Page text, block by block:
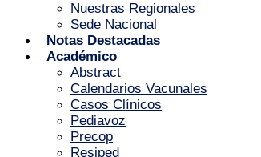
Nuestras Regionales
Sede Nacional
Notas Destacadas
Académico
Abstract
Calendarios Vacunales
Casos Clínicos
Pediavoz
Precop
Resiped